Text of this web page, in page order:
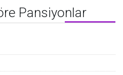
Pansiyonlar